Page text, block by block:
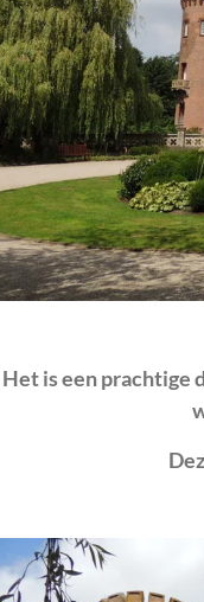
Het is een prachtige